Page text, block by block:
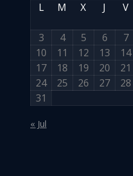
L
M X J V
3
4 5 6 7
10
11 12 13 14
17
18 19 20 21
24
25 26 27 28
31
« Jul